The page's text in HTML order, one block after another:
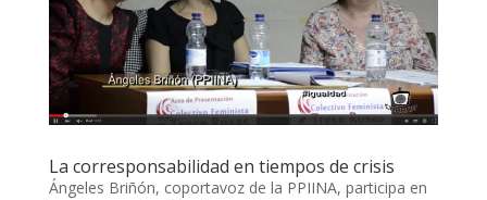
La corresponsabilidad en tiempos de crisis
Ángeles Briñón, coportavoz de la PPIINA, participa en